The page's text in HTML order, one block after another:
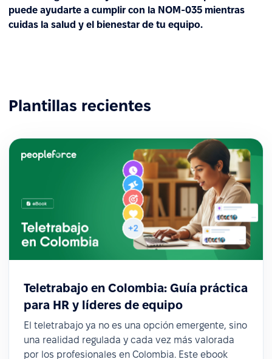
puede ayudarte a cumplir con la NOM-035 mientras
cuidas la salud y el bienestar de tu equipo.
Plantillas recientes
Teletrabajo en Colombia: Guía práctica
para HR y líderes de equipo
El teletrabajo ya no es una opción emergente, sino
una realidad regulada y cada vez más valorada
por los profesionales en Colombia. Este ebook